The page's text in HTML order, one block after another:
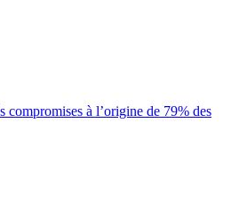
compromises à l’origine de 79% des